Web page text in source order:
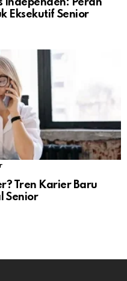
Independen: Peran
Eksekutif Senior
Tren Karier Baru
Senior